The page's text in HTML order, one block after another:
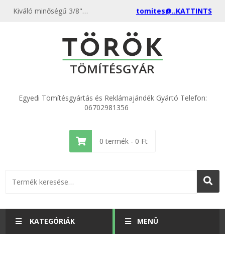
Kiváló minőségű 3/8" KS peremes csapközép(100 db) kedvező áron, egyenest a gyártótól, rendeld meg most és csatlakozz a több ezer elégedett vásárlóhoz. tomites@..KATTINTS
Egyedi Tömítésgyártás és Reklámajándék Gyártó Telefon:
06702981356
0 termék - 0 Ft
KATEGÓRIÁK MENÜ